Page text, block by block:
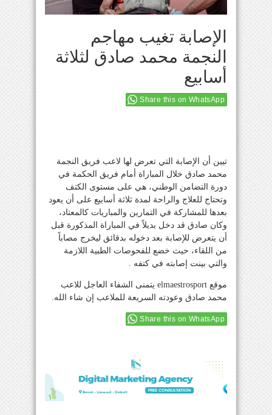
الإصابة تغيب مهاجم
النجمة محمد صادق لثلاثة
أسابيع
Share this on WhatsApp
تيين أن الإصابة التي تعرض لها لاعب فريق النجمة
محمد صادق خلال المباراة أمام فريق الحكمة في
دورة التضامن الوطني، هي على مستوى الكتف
وتحتاج للعلاج والراحة لمدة ثلاثة أسابيع على أن يعود
بعدها للمشاركة في التمارين والمباريات كالمعتاد،
وكان صادق قد دخل بديلاً في المباراة المذكورة قبل
أن يتعرض للإصابة بعد دخوله بدقائق ليخرج مصاباً
من اللقاء، حيث خضع للفحوصات الطبية اللازمة
والتي بينت إصابته في كتفه .
موقع elmaestrosport يتمنى الشفاء العاجل للاعب
محمد صادق وعودته السريعة للملاعب إن شاء الله.
Share this on WhatsApp